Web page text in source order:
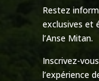
Restez
exclusives et
l’Anse Mitan.
Inscrivez-
l’expérience